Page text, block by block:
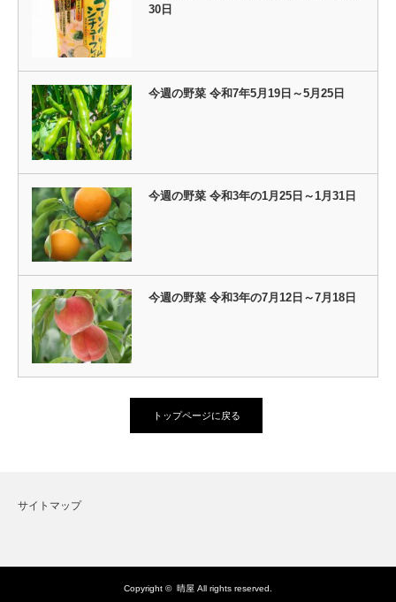
30日
今週の野菜 令和7年5月19日～5月25日
今週の野菜 令和3年の1月25日～1月31日
今週の野菜 令和3年の7月12日～7月18日
トップページに戻る
サイトマップ
Copyright © 晴屋 All rights reserved.